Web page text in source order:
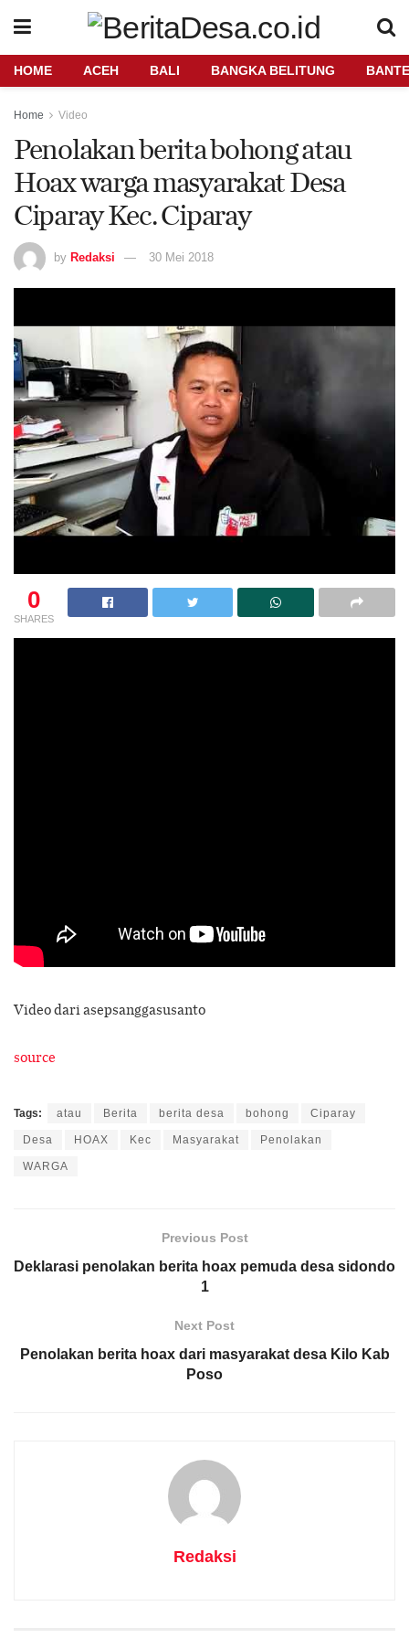
HOME ACEH BALI BANGKA BELITUNG
Home Video
Penolakan berita bohong atau
Hoax warga masyarakat Desa
Ciparay Kec. Ciparay
by Redaksi 30 Mei 2018
0
SHARES
Video dari asepsanggasusanto
source
Tags: atau Berita berita desa bohong Ciparay
Desa HOAX Kec Masyarakat Penolakan
WARGA
Previous Post
Deklarasi penolakan berita hoax pemuda desa sidondo
1
Next Post
Penolakan berita hoax dari masyarakat desa Kilo Kab
Poso
Redaksi